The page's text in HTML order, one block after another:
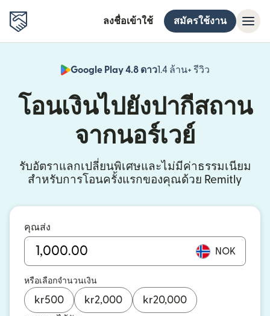
ลงชื่อเข้าใช้ สมัครใช้งาน
Google Play 4.8 ดาว1.4 ล้าน+ รีวิว
(เปิดในหน้าต่
โอนเงินไปยังปากีสถาน
จากนอร์เวย์
รับอัตราแลกเปลี่ยนพิเศษและไม่มีค่าธรรมเนียม
สำหรับการโอนครั้งแรกของคุณด้วย Remitly
คุณส่ง
NOK
หรือเลือกจำนวนเงิน
kr500 kr2,000 kr20,000